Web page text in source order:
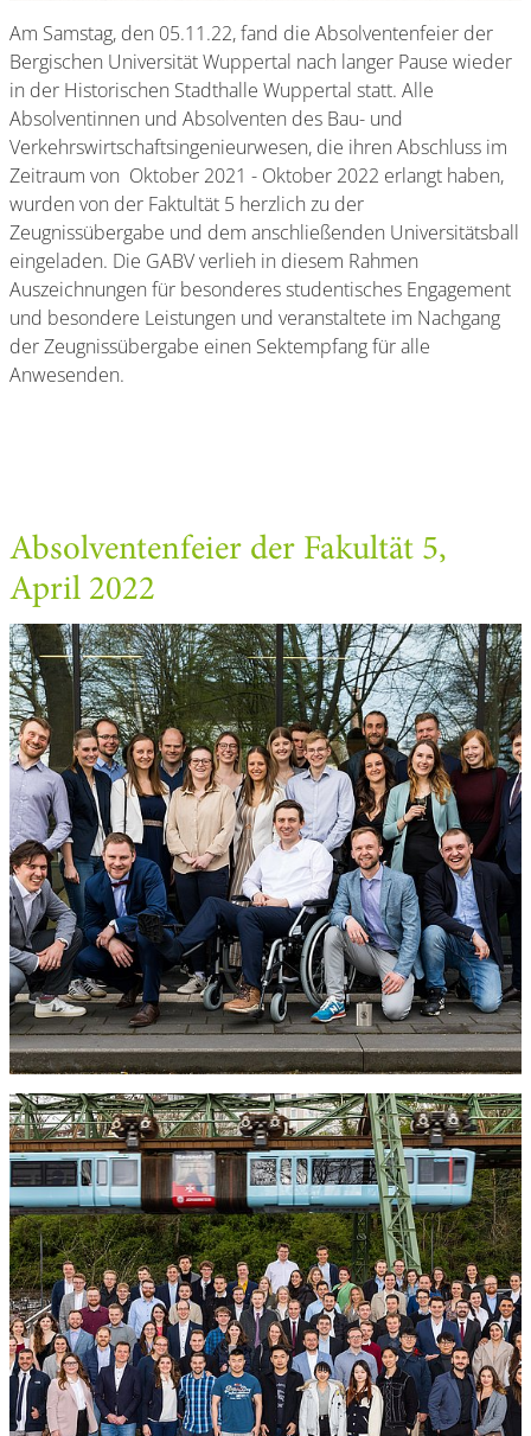
Am Samstag, den 05.11.22, fand die Absolventenfeier der
Bergischen Universität Wuppertal nach langer Pause wieder
in der Historischen Stadthalle Wuppertal statt. Alle
Absolventinnen und Absolventen des Bau- und
Verkehrswirtschaftsingenieurwesen, die ihren Abschluss im
Zeitraum von Oktober 2021 - Oktober 2022 erlangt haben,
wurden von der Faktultät 5 herzlich zu der
Zeugnissübergabe und dem anschließenden Universitätsball
eingeladen. Die GABV verlieh in diesem Rahmen
Auszeichnungen für besonderes studentisches Engagement
und besondere Leistungen und veranstaltete im Nachgang
der Zeugnissübergabe einen Sektempfang für alle
Anwesenden.
Absolventenfeier der Fakultät 5,
April 2022